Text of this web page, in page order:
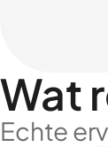
Wat
Echte